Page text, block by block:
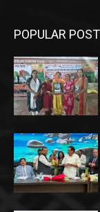
POPULAR